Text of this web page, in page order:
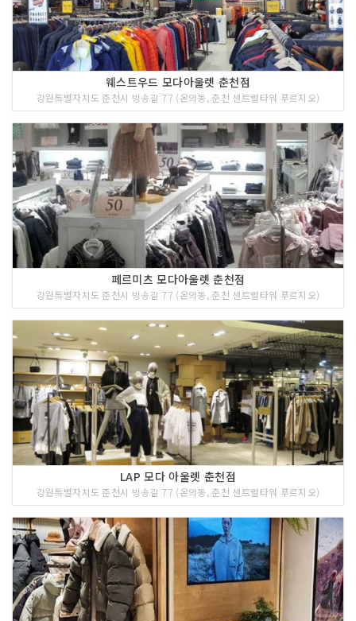
웨스트우드 모다아울렛 춘천점
강원특별자치도 춘천시 방송길 77 (온의동, 춘천 센트럴타워 푸르지오)
페르미츠 모다아울렛 춘천점
강원특별자치도 춘천시 방송길 77 (온의동, 춘천 센트럴타워 푸르지오)
LAP 모다 아울렛 춘천점
강원특별자치도 춘천시 방송길 77 (온의동, 춘천 센트럴타워 푸르지오)